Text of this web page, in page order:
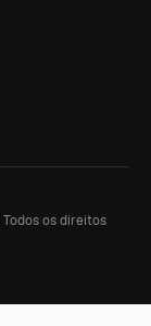
Todos os direitos